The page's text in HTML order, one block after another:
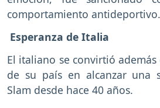
comportamiento antideportivo.
Esperanza de Italia
El italiano se convirtió
de su país en alcanzar una
Slam desde hace 40 años.